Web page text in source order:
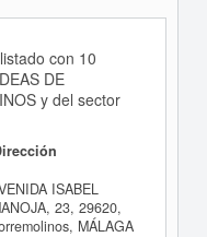
con 10
DE
y del sector
ISABEL
23, 29620,
MÁLAGA